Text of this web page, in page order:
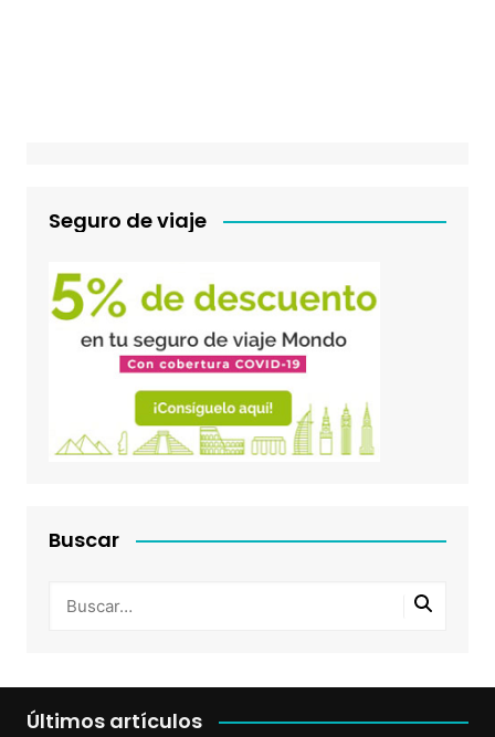
Seguro de viaje
Buscar
Últimos artículos